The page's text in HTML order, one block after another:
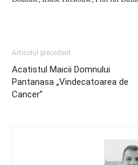
Articolul precedent
Acatistul Maicii Domnului
Pantanasa „Vindecatoarea de
Cancer”